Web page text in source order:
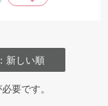
新しい順
要です。